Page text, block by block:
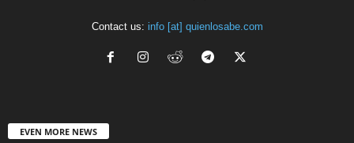
Contact us: info [at] quienlosabe.com
EVEN MORE NEWS